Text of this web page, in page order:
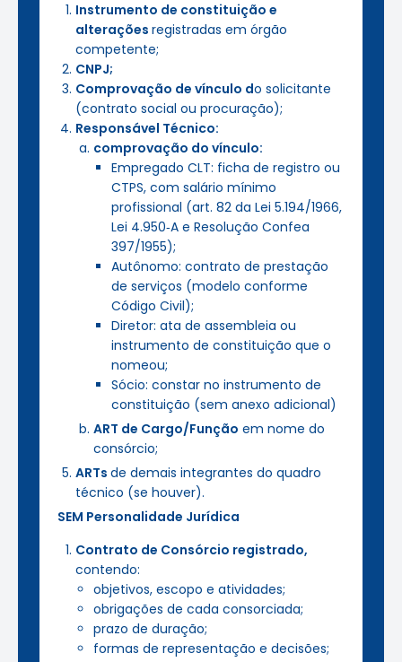
Instrumento de constituição e
alterações registradas em órgão
competente;
CNPJ;
Comprovação de vínculo do solicitante
(contrato social ou procuração);
Responsável Técnico:
comprovação do vínculo:
Empregado CLT: ficha de registro ou
CTPS, com salário mínimo
profissional (art. 82 da Lei 5.194/1966,
Lei 4.950‑A e Resolução Confea
397/1955);
Autônomo: contrato de prestação
de serviços (modelo conforme
Código Civil);
Diretor: ata de assembleia ou
instrumento de constituição que o
nomeou;
Sócio: constar no instrumento de
constituição (sem anexo adicional)
ART de Cargo/Função em nome do
consórcio;
ARTs de demais integrantes do quadro
técnico (se houver).
SEM Personalidade Jurídica
Contrato de Consórcio registrado,
contendo:
objetivos, escopo e atividades;
obrigações de cada consorciada;
prazo de duração;
formas de representação e decisões;